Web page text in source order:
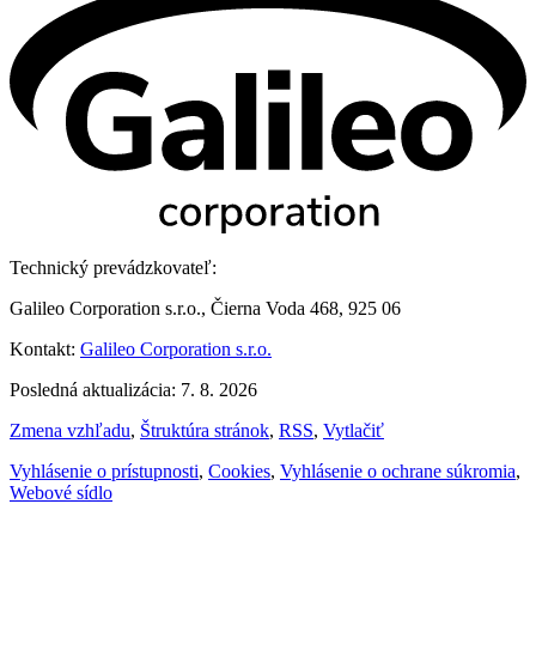
Technický prevádzkovateľ:
Galileo Corporation s.r.o., Čierna Voda 468, 925 06
Kontakt: Galileo Corporation s.r.o.
Posledná aktualizácia: 7. 8. 2026
Zmena vzhľadu, Štruktúra stránok, RSS, Vytlačiť
Vyhlásenie o prístupnosti, Cookies, Vyhlásenie o ochrane súkromia,
Webové sídlo